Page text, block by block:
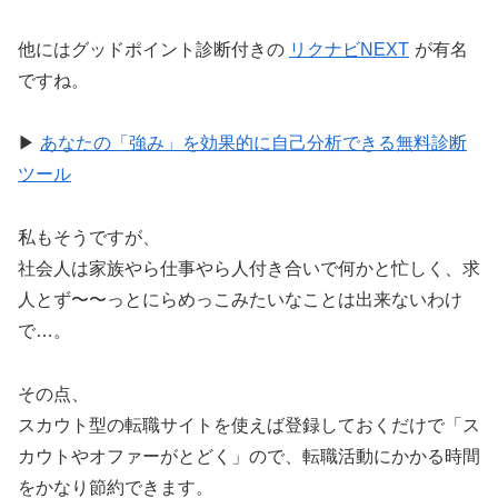
他にはグッドポイント診断付きの リクナビNEXT が有名
ですね。
▶︎ あなたの「強み」を効果的に自己分析できる無料診断
ツール
私もそうですが、
社会人は家族やら仕事やら人付き合いで何かと忙しく、求
人とず〜〜っとにらめっこみたいなことは出来ないわけ
で…。
その点、
スカウト型の転職サイトを使えば登録しておくだけで「ス
カウトやオファーがとどく」ので、転職活動にかかる時間
をかなり節約できます。